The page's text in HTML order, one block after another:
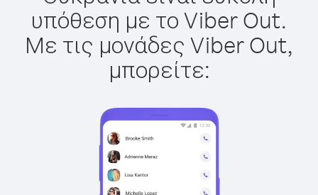
υπόθεση με το Viber Out.
Με τις μονάδες Viber Out,
μπορείτε: